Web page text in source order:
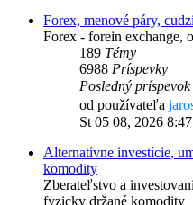
Forex, menové páry,
Forex - forein exchange,
189 Témy
6988 Príspevky
Posledný príspevok
od používateľa
St 05 08, 2026
Alternatívne investície,
komodity
Zberateľstvo a
fyzicky držané komodity